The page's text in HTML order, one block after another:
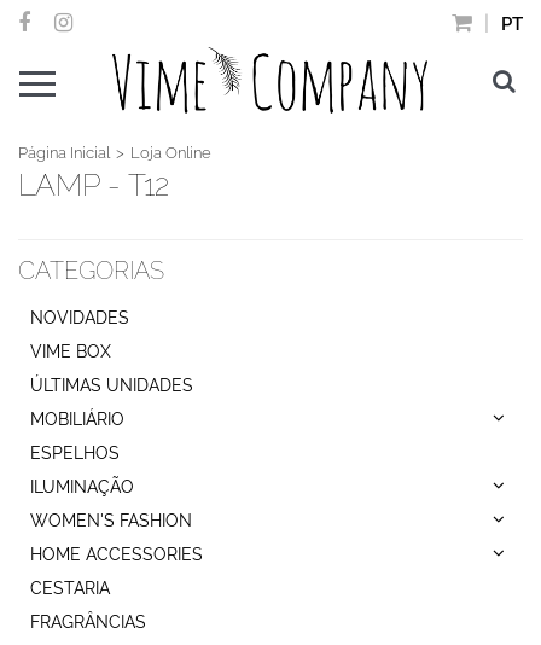
PT
Página Inicial Loja Online
LAMP - T12
CATEGORIAS
NOVIDADES
VIME BOX
ÚLTIMAS UNIDADES
MOBILIÁRIO
ESPELHOS
ILUMINAÇÃO
WOMEN'S FASHION
HOME ACCESSORIES
CESTARIA
FRAGRÂNCIAS